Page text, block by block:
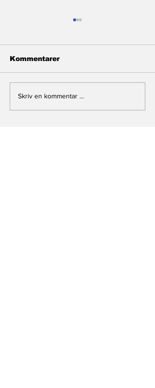
Monarki i storm
Kommentarer
Skriv en kommentar …